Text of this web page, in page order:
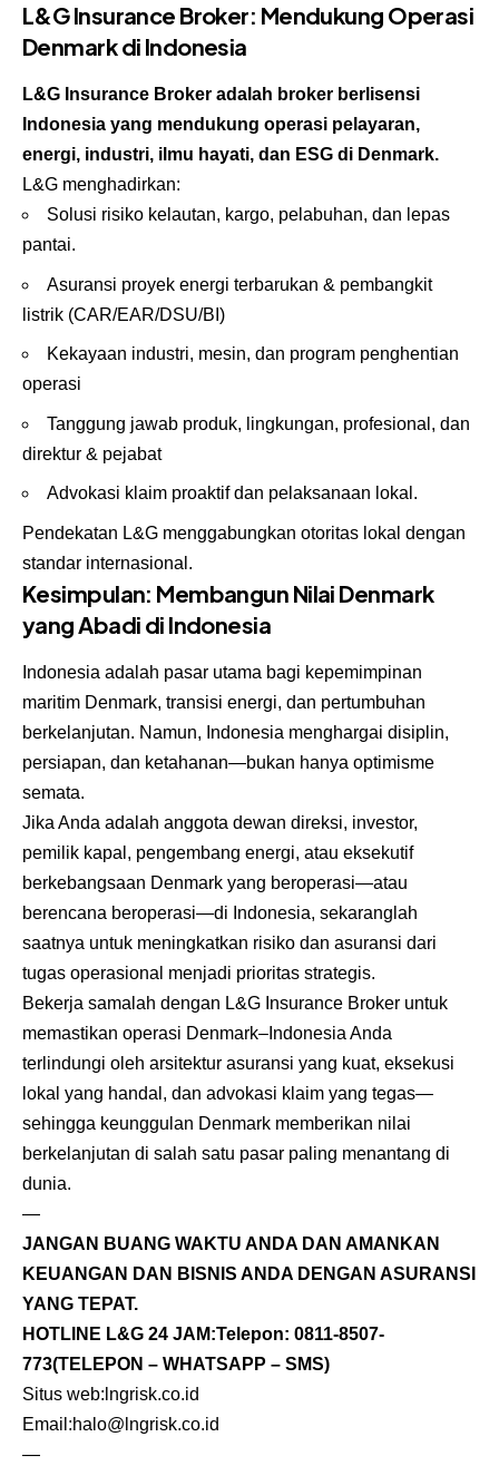
L&G Insurance Broker: Mendukung Operasi
Denmark di Indonesia
L&G Insurance Broker adalah broker berlisensi
Indonesia yang mendukung operasi pelayaran,
energi, industri, ilmu hayati, dan ESG di Denmark.
L&G menghadirkan:
Solusi risiko kelautan, kargo, pelabuhan, dan lepas
pantai.
Asuransi proyek energi terbarukan & pembangkit
listrik (CAR/EAR/DSU/BI)
Kekayaan industri, mesin, dan program penghentian
operasi
Tanggung jawab produk, lingkungan, profesional, dan
direktur & pejabat
Advokasi klaim proaktif dan pelaksanaan lokal.
Pendekatan L&G menggabungkan otoritas lokal dengan
standar internasional.
Kesimpulan: Membangun Nilai Denmark
yang Abadi di Indonesia
Indonesia adalah pasar utama bagi kepemimpinan
maritim Denmark, transisi energi, dan pertumbuhan
berkelanjutan. Namun, Indonesia menghargai disiplin,
persiapan, dan ketahanan—bukan hanya optimisme
semata.
Jika Anda adalah anggota dewan direksi, investor,
pemilik kapal, pengembang energi, atau eksekutif
berkebangsaan Denmark yang beroperasi—atau
berencana beroperasi—di Indonesia, sekaranglah
saatnya untuk meningkatkan risiko dan asuransi dari
tugas operasional menjadi prioritas strategis.
Bekerja samalah dengan L&G Insurance Broker untuk
memastikan operasi Denmark–Indonesia Anda
terlindungi oleh arsitektur asuransi yang kuat, eksekusi
lokal yang handal, dan advokasi klaim yang tegas—
sehingga keunggulan Denmark memberikan nilai
berkelanjutan di salah satu pasar paling menantang di
dunia.
—
JANGAN BUANG WAKTU ANDA DAN AMANKAN
KEUANGAN DAN BISNIS ANDA DENGAN ASURANSI
YANG TEPAT.
HOTLINE L&G 24 JAM:Telepon: 0811-8507-
773(TELEPON – WHATSAPP – SMS)
Situs web: lngrisk.co.id
Email:halo@lngrisk.co.id
—